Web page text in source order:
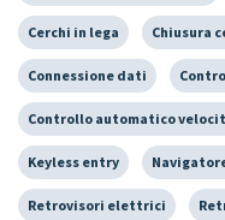
Cerchi in lega Chiusura
Connessione dati
Controllo automatico
Keyless entry
Retrovisori elettrici